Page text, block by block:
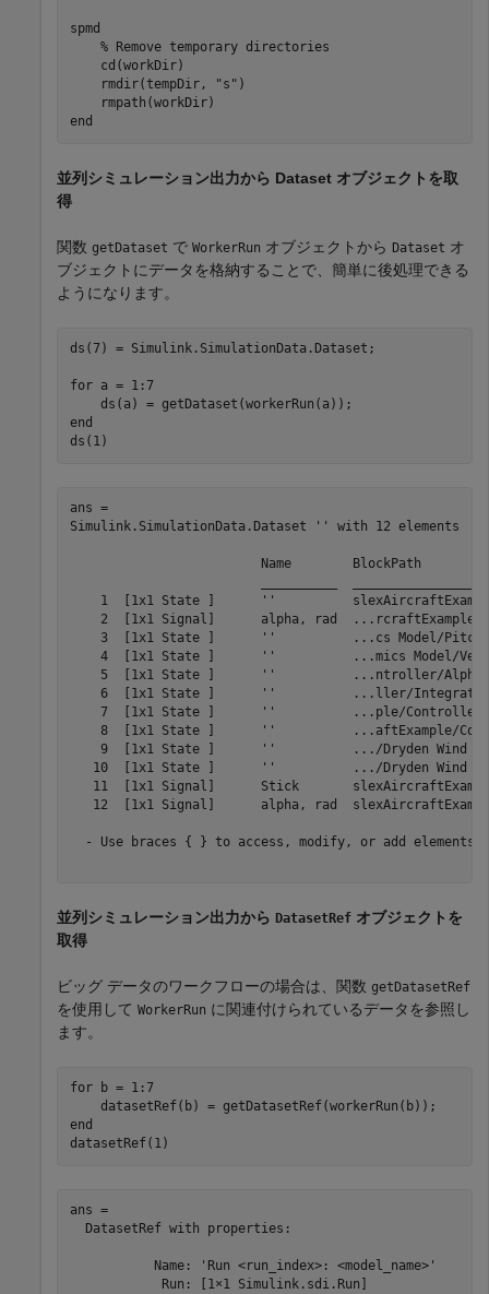
spmd
% Remove temporary directories
    cd(workDir)
    rmdir(tempDir,
"s" )
end
並列シミュレーション出力から Dataset オブジェクトを取
得
関数 getDataset で WorkerRun オブジェクトから Dataset オ
ブジェクトにデータを格納することで、簡単に後処理できる
ようになります。
ds(7) = Simulink.SimulationData.Dataset;
for a = 1:7
end
ds(1)
ans =
Simulink.SimulationData.Dataset '' with 12 elements
Name
1  [1x1 State ]      ''
2  [1x1 Signal]      alpha, rad  ...rcraftExample/
3  [1x1 State ]      ''          ...cs Model/Pitch
4  [1x1 State ]      ''          ...mics Model/
5  [1x1 State ]      ''          ...ntroller/
6  [1x1 State ]      ''          ...ller/
7  [1x1 State ]      ''          ...ple/
8  [1x1 State ]      ''          ...aftExample/
9  [1x1 State ]      ''          .../Dryden Wind
10  [1x1 State ]      ''          .../Dryden Wind
11  [1x1 Signal]      Stick
12  [1x1 Signal]      alpha, rad
- Use braces { } to access, modify, or add elements
並列シミュレーション出力から DatasetRef オブジェクトを
取得
ビッグ データのワークフローの場合は、関数 getDatasetRef
を使用して WorkerRun に関連付けられているデータを参照し
ます。
for b = 1:7
end
datasetRef(1)
ans =
  DatasetRef with properties:
           Name: 'Run <run_index>: <model_name>'
            Run: [1×1 Simulink.sdi.Run]